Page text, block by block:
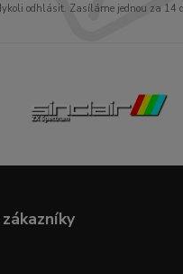
odhlásit. Zasíláme jednou za 14